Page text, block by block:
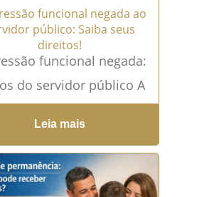
funcional negada ao
público: Saiba seus
direitos!
funcional negada:
do servidor público A
funcional é um
mais importantes
público, pois
reconhecimento...
Leia mais